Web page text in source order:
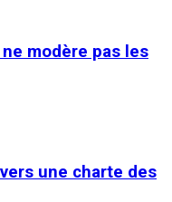
modère pas les
une charte des